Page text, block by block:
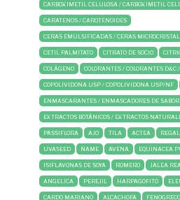
CARBOXIMETIL CELULOSA / CARBOXIMETIL
CARATENOS / CAROTENOIDES
CERAS EMULSIFICADAS / CERAS
CETIL PALMITATO CITRATO DE SOCIO
COLÁGENO COLORANTES / COLORANTES D&C
COPOLIVIDONA USP / COPOLIVIDONA USP/NF
ENMASCARANTES / ENMASCADORES DE SABOR
EXTRACTOS BOTÁNICOS / EXTRACTOS
PASSIFLORA AJO TILA ACTEA
UVASEED ÑAME AVENA EQUINACEA
ISIFLAVONAS DE SOYA ROMERO JALEA
ANGELICA PEREJIL HARPAGOFITO
CARDO MARIANO ALCACHOFA FENOGRECO